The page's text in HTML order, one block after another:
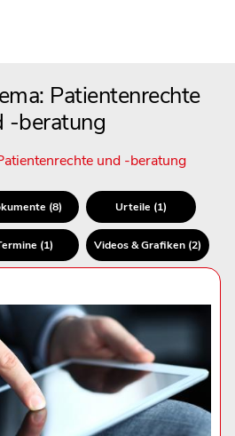
Patientenrechte
-beratung
und -beratung
(8) Urteile (1)
(1) Videos & Grafiken (2)